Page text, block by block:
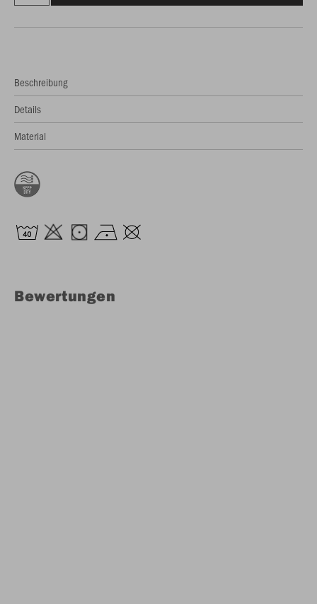
Beschreibung
Details
Material
Bewertungen